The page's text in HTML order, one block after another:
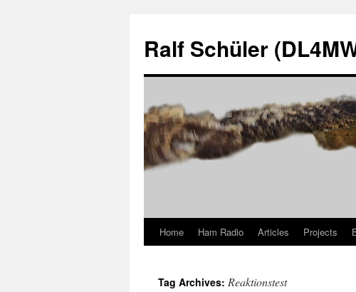
content
Ralf Schüler
Home Ham Radio Articles Projects
Tag Archives: Reaktionstest